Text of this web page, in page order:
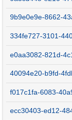
9b9e0e9e-8662-
334fe727-3101-
e0aa3082-821d-
40094e20-b9fd-
f017c1fa-6083-
ecc30403-ed12-